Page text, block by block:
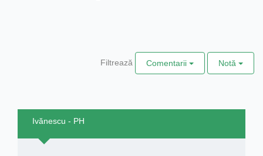
Filtrează Comentarii Notă
Ivănescu - PH